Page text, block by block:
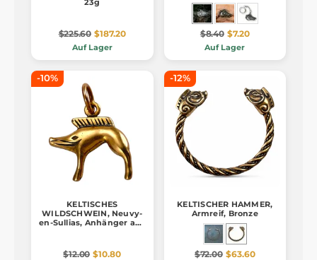
23g
$225.60 $187.20
Auf Lager
$8.40 $7.20
Auf Lager
-10%
KELTISCHES
WILDSCHWEIN, Neuvy-
en-Sullias, Anhänger aus
$12.00 $10.80
-12%
KELTISCHER HAMMER,
Armreif, Bronze
$72.00 $63.60